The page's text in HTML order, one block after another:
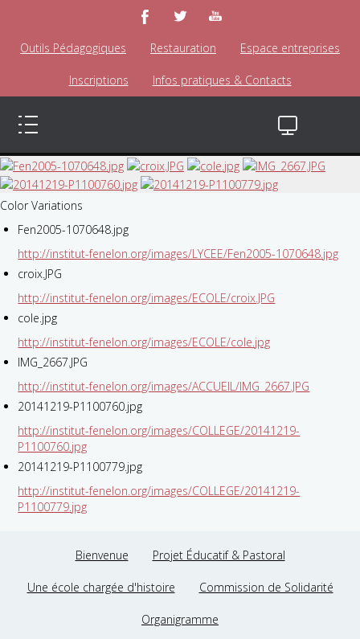
Outils Pédagogiques Restauration Espace entreprises
Inscriptions Infos pratiques & Contacts
Color Variations
Fen2005-1070648.jpg
http://institut-fenelon.org/images/LYCEE/Fen2005-1070648.jpg
croix.JPG
http://institut-fenelon.org/images/ECOLE/croix.JPG
cole.jpg
http://institut-fenelon.org/images/ECOLE/cole.jpg
IMG_2667.JPG
http://institut-fenelon.org/images/ACCUEIL/IMG_2667.JPG
20141219-P1100760.jpg
http://institut-fenelon.org/images/COLLEGE/20141219-
P1100760.jpg
20141219-P1100779.jpg
http://institut-fenelon.org/images/COLLEGE/20141219-
P1100779.jpg
Bienvenue Projet Éducatif & Pastoral
Une école chargée d'histoire Commission de Solidarité
Organigramme